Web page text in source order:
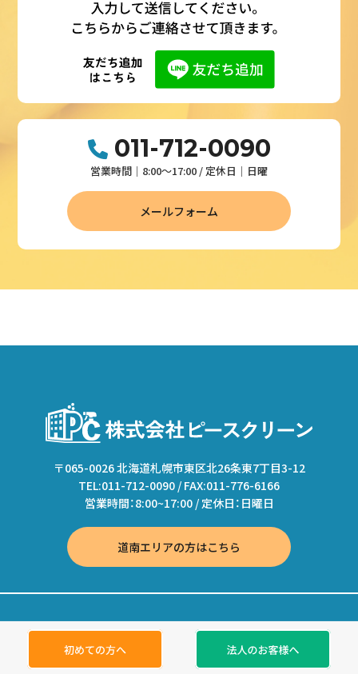
011-712-0090
営業時間│8:00～17:00 / 定休日│日曜
メールフォーム
〒065-0026 北海道札幌市東区北26条東7丁目3-12
TEL:011-712-0090 / FAX:011-776-6166
営業時間：8:00~17:00 / 定休日：日曜日
道南エリアの方はこちら